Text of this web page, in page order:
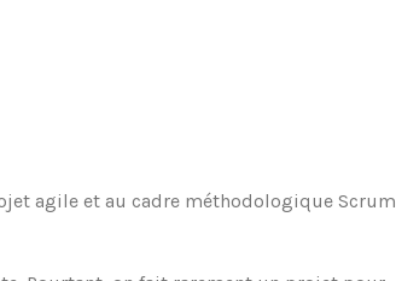
agile et au cadre méthodologique Scrum